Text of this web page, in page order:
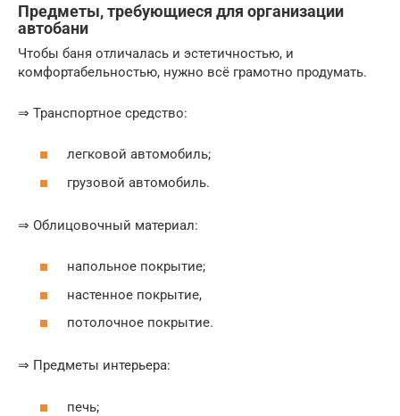
Предметы, требующиеся для организации
автобани
Чтобы баня отличалась и эстетичностью, и
комфортабельностью, нужно всё грамотно продумать.
⇒ Транспортное средство:
легковой автомобиль;
грузовой автомобиль.
⇒ Облицовочный материал:
напольное покрытие;
настенное покрытие,
потолочное покрытие.
⇒ Предметы интерьера:
печь;